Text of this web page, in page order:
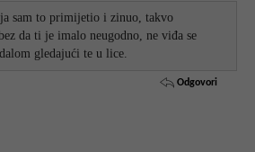
sam to primijetio i zinuo, takvo
da ti je imalo neugodno, ne viđa se
gledajući te u lice.
Odgovori